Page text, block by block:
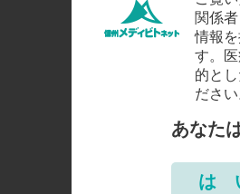
関係
情報
す。
的と
ださ
あなた
は